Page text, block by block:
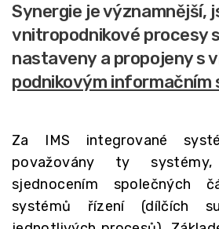
Synergie je významnější,
vnitropodnikové procesy
nastaveny a propojeny s
podnikovým informačním
Za IMS integrované
považovány ty
sjednocením společných
systémů řízení (dílčích